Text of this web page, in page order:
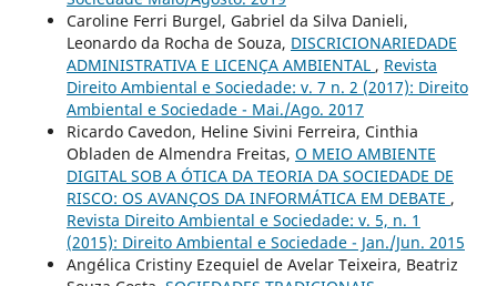
Caroline Ferri Burgel, Gabriel da Silva Danieli,
Leonardo da Rocha de Souza, DISCRICIONARIEDADE
ADMINISTRATIVA E LICENÇA AMBIENTAL , Revista
Direito Ambiental e Sociedade: v. 7 n. 2 (2017): Direito
Ambiental e Sociedade - Mai./Ago. 2017
Ricardo Cavedon, Heline Sivini Ferreira, Cinthia
Obladen de Almendra Freitas, O MEIO AMBIENTE
DIGITAL SOB A ÓTICA DA TEORIA DA SOCIEDADE DE
RISCO: OS AVANÇOS DA INFORMÁTICA EM DEBATE ,
Revista Direito Ambiental e Sociedade: v. 5, n. 1
(2015): Direito Ambiental e Sociedade - Jan./Jun. 2015
Angélica Cristiny Ezequiel de Avelar Teixeira, Beatriz